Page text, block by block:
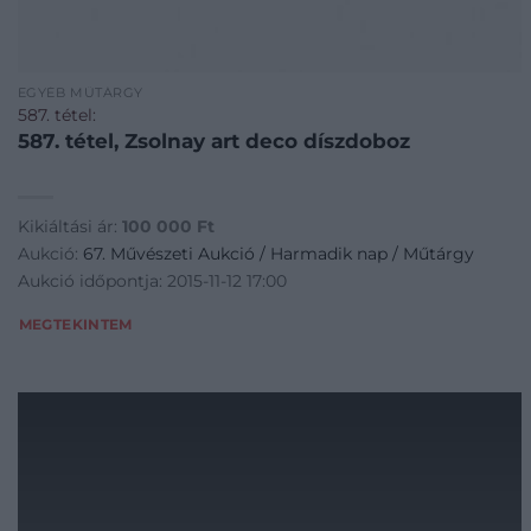
EGYÉB MŰTÁRGY
587. tétel:
587. tétel, Zsolnay art deco díszdoboz
Kikiáltási ár: 100 000 Ft
Aukció: 67. Művészeti Aukció / Harmadik nap / Műtárgy
Aukció időpontja: 2015-11-12 17:00
MEGTEKINTEM